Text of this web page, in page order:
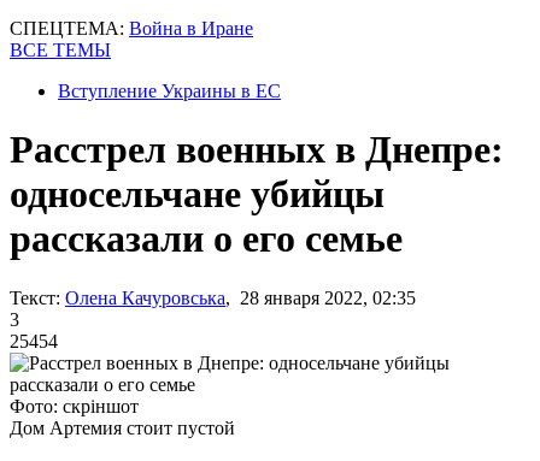
СПЕЦТЕМА: Война в Иране
ВСЕ ТЕМЫ
Вступление Украины в ЕС
Расстрел военных в Днепре:
односельчане убийцы
рассказали о его семье
Текст: Олена Качуровська, 28 января 2022, 02:35
3
25454
Фото: скріншот
Дом Артемия стоит пустой